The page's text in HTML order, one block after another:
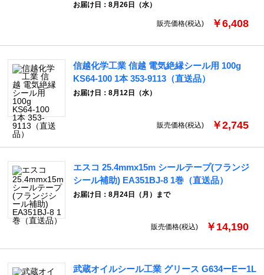
お届け日：8月26日（水）
販売価格(税込) ￥6,408
信越化学工業 信越 電気絶縁シール用 100g
KS64-100 1本 353-9113（直送品）
お届け日：8月12日（水）
販売価格(税込) ￥2,745
エスコ 25.4mmx15m シールテープ(フランジ
シール補助) EA351BJ-8 1巻（直送品）
お届け日：8月24日（月）まで
販売価格(税込) ￥14,190
武蔵オイルシール工業 グリース G634ーEー1L